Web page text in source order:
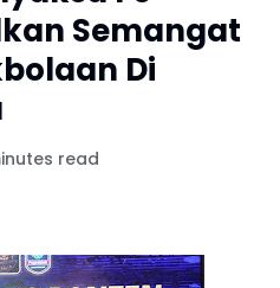
Semangat
Di
read